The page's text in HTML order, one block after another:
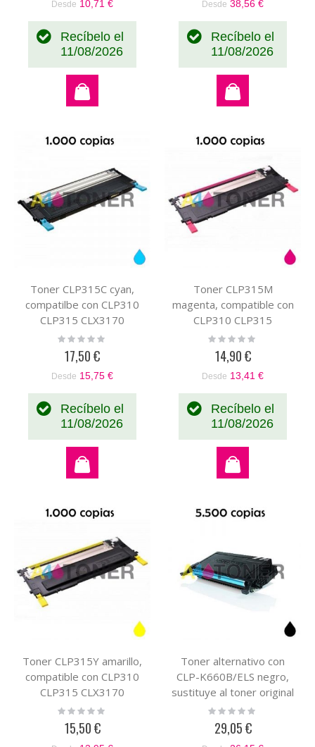
Desde 10,71 €
Recíbelo el
11/08/2026
Desde 38,56 €
Recíbelo el
11/08/2026
Toner CLP315C cyan,
compatilbe con CLP310
CLP315 CLX3170
CLX3175 sustituye al
toner original CLP315C
CLT-C4092S/ELS
Rating:
17,50 €
Desde 15,75 €
Recíbelo el
11/08/2026
Toner CLP315M
magenta, compatible con
CLP310 CLP315
CLX3170 CLX3175
sustituye al toner original
CLP315M CLT-
M4092S/ELS
Rating:
14,90 €
Desde 13,41 €
Recíbelo el
11/08/2026
Toner CLP315Y amarillo,
compatible con CLP310
CLP315 CLX3170
CLX3175 sustituye al
toner original CLP315Y
CLT-Y4092S/ELS
Rating:
15,50 €
Toner alternativo con
CLP-K660B/ELS negro,
sustituye al toner original
CLP660BK CLP-
K660B/ELS
Rating:
29,05 €